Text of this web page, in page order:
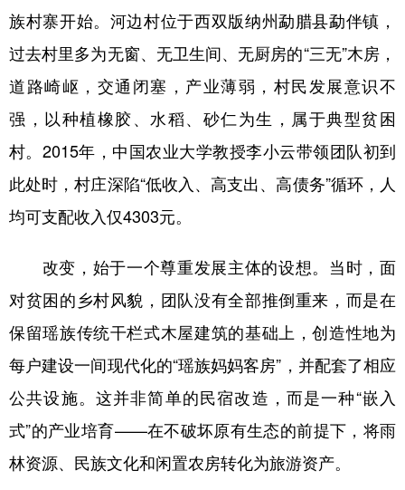
族村寨开始。河边村位于西双版纳州勐腊县勐伴镇，
过去村里多为无窗、无卫生间、无厨房的“三无”木房，
道路崎岖，交通闭塞，产业薄弱，村民发展意识不
强，以种植橡胶、水稻、砂仁为生，属于典型贫困
村。2015年，中国农业大学教授李小云带领团队初到
此处时，村庄深陷“低收入、高支出、高债务”循环，人
均可支配收入仅4303元。
改变，始于一个尊重发展主体的设想。当时，面
对贫困的乡村风貌，团队没有全部推倒重来，而是在
保留瑶族传统干栏式木屋建筑的基础上，创造性地为
每户建设一间现代化的“瑶族妈妈客房”，并配套了相应
公共设施。这并非简单的民宿改造，而是一种“嵌入
式”的产业培育——在不破坏原有生态的前提下，将雨
林资源、民族文化和闲置农房转化为旅游资产。